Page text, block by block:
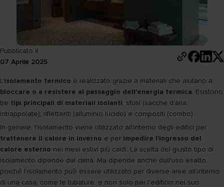
Pubblicato il
07 Aprile 2025
L'isolamento termico è realizzato grazie a materiali che aiutano a
bloccare o a resistere al passaggio dell'energia termica. Esistono
tre tipi principali di materiali isolanti: sfusi (sacche d'aria
intrappolate), riflettenti (alluminio lucido) e compositi (combo).
In genere, l'isolamento viene utilizzato all'interno degli edifici per
trattenere il calore in inverno e per impedire l'ingresso del
calore esterno nei mesi estivi più caldi. La scelta del giusto tipo di
isolamento dipende dal clima. Ma dipende anche dall'uso esatto,
poiché l'isolamento può essere utilizzato per diverse aree all'interno
di una casa, come le tubature, e non solo per l’edificio nel suo